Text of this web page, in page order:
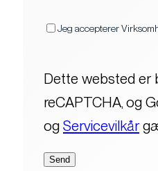
Jeg accepterer
Dette websted er
reCAPTCHA, og
og Servicevilkår